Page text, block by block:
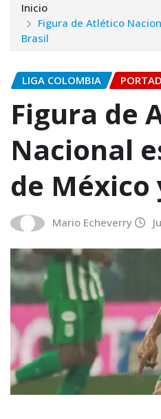
Inicio
Figura de Atlético
Brasil
LIGA COLOMBIA
Figura de
Nacional
de México
Mario Echeverry